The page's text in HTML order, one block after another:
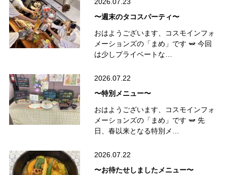
2026.07.23
〜週末のタコスパーティ〜
おはようございます、コスモインフォ
メーションズの「まめ」です 🫛 今回
は少しプライベートな…
2026.07.22
〜特別メニュー〜
おはようございます、コスモインフォ
メーションズの「まめ」です 🫛 先
日、春以来となる特別メ…
2026.07.22
〜お待たせしましたメニュー〜